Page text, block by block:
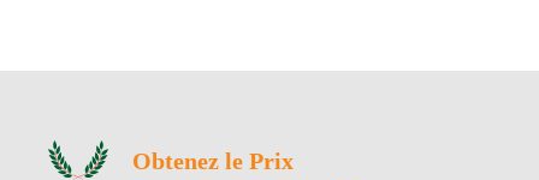
Obtenez le Prix